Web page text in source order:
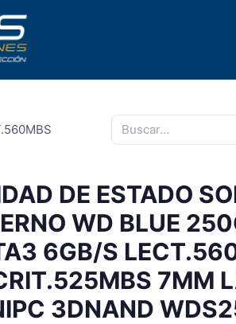
DE ESTADO
WD BLUE
6GB/S
7MM
3DNAND